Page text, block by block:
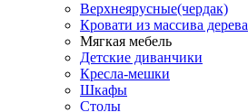
Верхнеярусные(чердак)
Кровати из массива дерева
Мягкая мебель
Детские диванчики
Кресла-мешки
Шкафы
Столы